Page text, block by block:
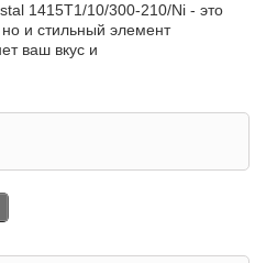
1415T1/10/300-210/Ni - это
но и стильный элемент
ваш вкус и